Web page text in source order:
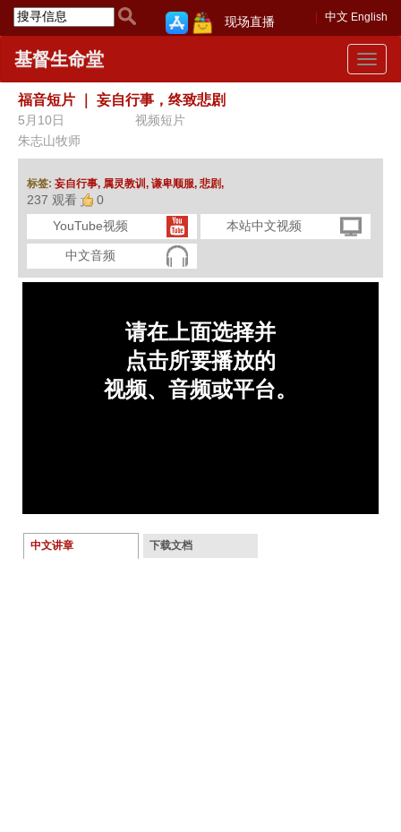
中文 English
现场直播
Toggle
基督生命堂
福音短片 妄自行事，终致悲剧
5月10日
视频短片
朱志山牧师
标签: 妄自行事, 属灵教训, 谦卑顺服, 悲剧,
237 观看
0
YouTube视频
本站中文视频
中文音频
中文讲章 下载文档